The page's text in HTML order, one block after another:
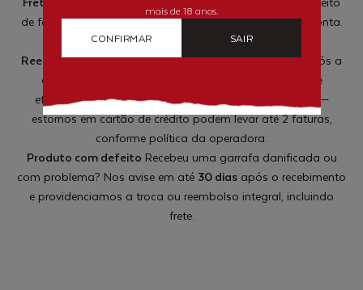
mais de 18 anos.
CONFIRMAR
SAIR
de fabricação, o custo do frete de retorno é por nossa conta.
Enviaremos o código de postagem pelos Correios.
ReembolsoO reembolso é solicitado imediatamente após a
confirmação do recebimento do produto. O prazo de
efetivação depende do meio de pagamento utilizado —
estornos em cartão de crédito podem levar até 2 faturas,
conforme política da operadora.
Produto com defeito Recebeu uma garrafa danificada ou
com problema? Nos avise em até 30 dias após o recebimento
e providenciamos a troca ou reembolso integral, incluindo
frete.